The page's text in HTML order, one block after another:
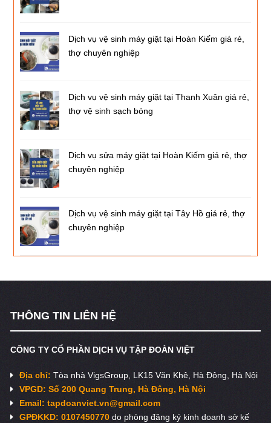
Dịch vụ vệ sinh máy giặt tại Hoàn Kiếm giá rẻ,
thợ chuyên nghiệp
Dịch vụ vệ sinh máy giặt tại Thanh Xuân giá rẻ,
thợ vệ sinh sạch bóng
Dịch vụ sửa máy giặt tại Hoàn Kiếm giá rẻ, thợ
chuyên nghiệp
Dịch vụ vệ sinh máy giặt tại Tây Hồ giá rẻ, thợ
chuyên nghiệp
THÔNG TIN LIÊN HỆ
CÔNG TY CỔ PHẦN DỊCH VỤ TẬP ĐOÀN VIỆT
Địa chỉ:Tòa nhà VigsGroup, LK15 Văn Khê, Hà Đông, Hà Nội
VPGD: Số 200 Quang Trung, Hà Đông, Hà Nội
Email:tapdoanviet.vn@gmail.com
GPĐKKD: 0107450770do phòng đăng ký kinh doanh sở kế